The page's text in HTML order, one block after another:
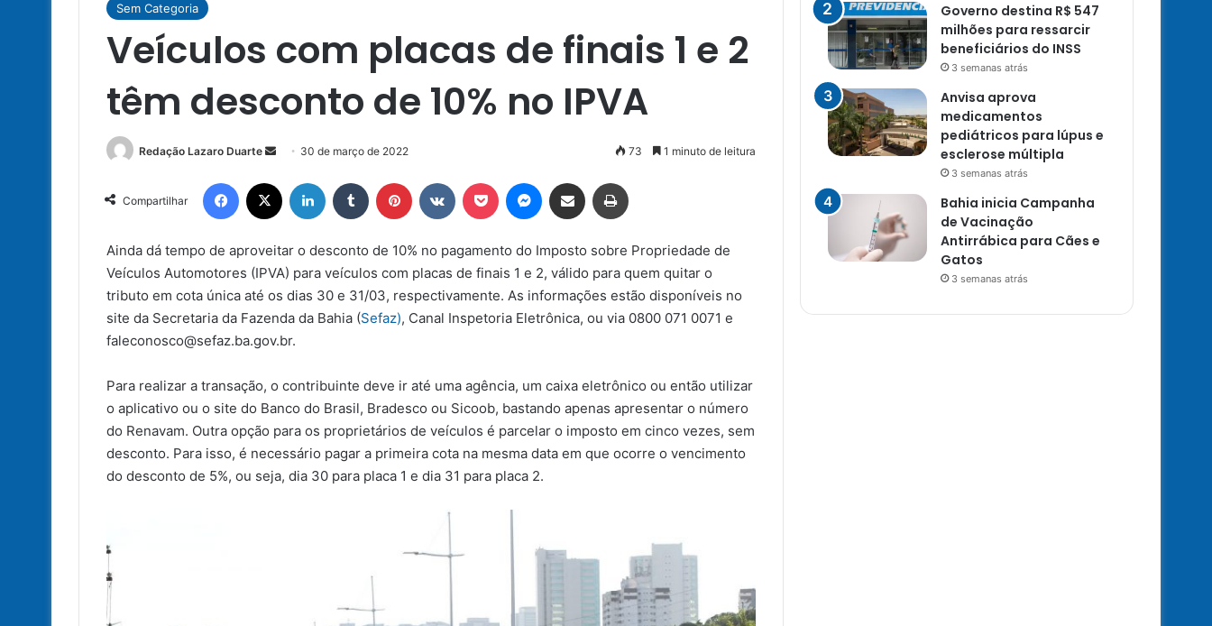
Sem Categoria
Veículos com placas de finais 1 e 2
têm desconto de 10% no IPVA
Redação Lazaro Duarte
Mande
e-
mail
30 de março de 2022 73 1 minuto de leitura
Compartilhar
Facebook Linkedin Tumblr Pinterest Pocket Messenger
Compartilhar via e-mail
Ainda dá tempo de aproveitar o desconto de 10% no pagamento do Imposto sobre Propriedade de
Veículos Automotores (IPVA) para veículos com placas de finais 1 e 2, válido para quem quitar o
tributo em cota única até os dias 30 e 31/03, respectivamente. As informações estão disponíveis no
site da Secretaria da Fazenda da Bahia (Sefaz), Canal Inspetoria Eletrônica, ou via 0800 071 0071 e
faleconosco@sefaz.ba.gov.br.
Para realizar a transação, o contribuinte deve ir até uma agência, um caixa eletrônico ou então utilizar
o aplicativo ou o site do Banco do Brasil, Bradesco ou Sicoob, bastando apenas apresentar o número
do Renavam. Outra opção para os proprietários de veículos é parcelar o imposto em cinco vezes, sem
desconto. Para isso, é necessário pagar a primeira cota na mesma data em que ocorre o vencimento
do desconto de 5%, ou seja, dia 30 para placa 1 e dia 31 para placa 2.
Governo destina R$ 547
milhões para ressarcir
beneficiários do INSS
3 semanas atrás
Anvisa aprova
medicamentos
pediátricos para lúpus e
esclerose múltipla
3 semanas atrás
Bahia inicia Campanha
de Vacinação
Antirrábica para Cães e
Gatos
3 semanas atrás